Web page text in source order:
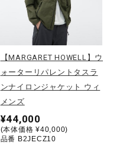
【MARGARET HOWELL】ウ
ォーターリパレントタスラ
ンナイロンジャケット ウィ
メンズ
¥44,000
(本体価格 ¥40,000)
品番 B2JECZ10